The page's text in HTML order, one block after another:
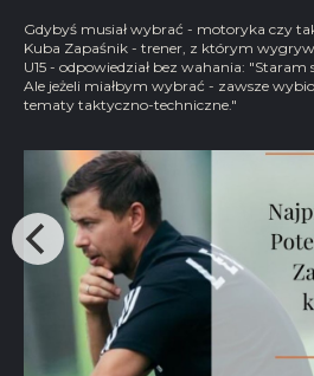
Gdybyś musiał wybrać - motoryka czy
Kuba Zapaśnik - trener, z którym
U15 - odpowiedział bez wahania: "Staram
Ale jeżeli miałbym wybrać - zawsze
tematy taktyczno-techniczne."